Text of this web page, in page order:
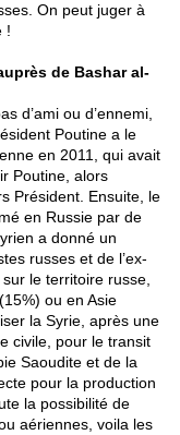
On peut juger à
!
de Bashar al-
d’ami ou d’ennemi,
Poutine a le
en 2011, qui avait
Poutine, alors
Président. Ensuite, le
en Russie par de
a donné un
russes et de l’ex-
le territoire russe,
ou en Asie
la Syrie, après une
civile, pour le transit
Saoudite et de la
pour la production
la possibilité de
aériennes, voila les